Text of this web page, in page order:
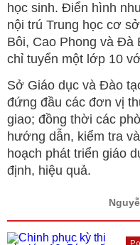
học sinh. Điển hình
nội trú Trung học cơ
Bôi, Cao Phong và Đà
chỉ tuyển một lớp 10
Sở Giáo dục và Đào
đứng đầu các đơn vị
giao; đồng thời các
hướng dẫn, kiểm tra
hoạch phát triển giáo
định, hiệu quả.